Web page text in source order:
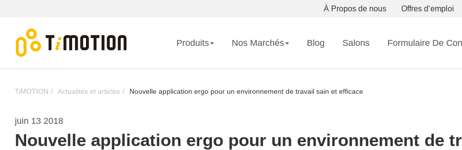
Offres d’emploi
À Propos de nous
Produits Nos Marchés Blog Salons Formulaire De
TiMOTION Actualités et articles Nouvelle application ergo pour un environnement de travail sain et efficace
juin 13 2018
Nouvelle application ergo pour un environnement de